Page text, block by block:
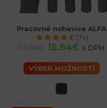
Pracovné nohavice ALFA
(7x)
15.84€ s DPH
VÝBER MOŽNOSTÍ